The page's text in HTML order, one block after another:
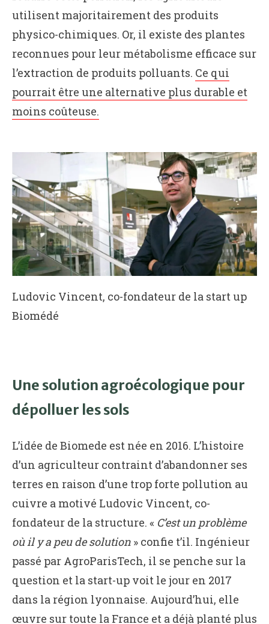
utilisent majoritairement des produits
physico-chimiques. Or, il existe des plantes
reconnues pour leur métabolisme efficace sur
l’extraction de produits polluants. Ce qui
pourrait être une alternative plus durable et
moins coûteuse.
Ludovic Vincent, co-fondateur de la start up
Biomédé
Une solution agroécologique pour
dépolluer les sols
L’idée de Biomede est née en 2016. L’histoire
d’un agriculteur contraint d’abandonner ses
terres en raison d’une trop forte pollution au
cuivre a motivé Ludovic Vincent, co-
fondateur de la structure. « C’est un problème
où il y a peu de solution » confie t’il. Ingénieur
passé par AgroParisTech, il se penche sur la
question et la start-up voit le jour en 2017
dans la région lyonnaise. Aujourd’hui, elle
œuvre sur toute la France et a déjà planté plus